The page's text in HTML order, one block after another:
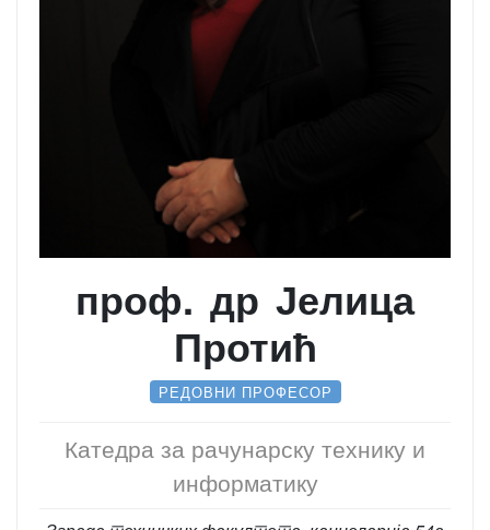
проф. др Јелица
Протић
РЕДОВНИ ПРОФЕСОР
Катедра за рачунарску технику и
информатику